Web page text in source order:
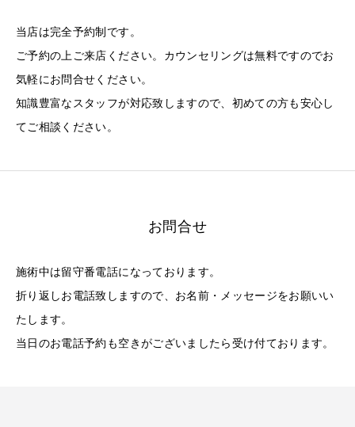
当店は完全予約制です。
ご予約の上ご来店ください。カウンセリングは無料ですのでお
気軽にお問合せください。
知識豊富なスタッフが対応致しますので、初めての方も安心し
てご相談ください。
お問合せ
施術中は留守番電話になっております。
折り返しお電話致しますので、お名前・メッセージをお願いい
たします。
当日のお電話予約も空きがございましたら受け付ております。